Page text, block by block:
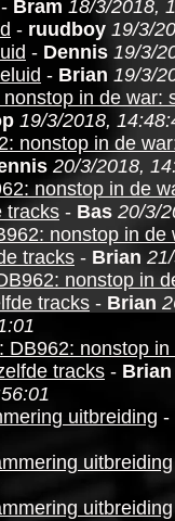
- Bram 18/3/2018,
- ruudboy 19/3/
- Dennis 19/3/
- Brian 19/3/
in de war:
19/3/2018,
nonstop in de
20/3/2018,
nonstop in de
tracks - Bas 20/3/
nonstop in de
tracks - Brian
nonstop in
tracks - Brian
DB962: nonstop
tracks - Brian
uitbreiding -
uitbreiding
uitbreiding